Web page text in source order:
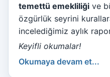
temettü emekliliği ve
özgürlük seyrini
incelediğimiz aylık
Keyifli okumalar!
Okumaya devam et...